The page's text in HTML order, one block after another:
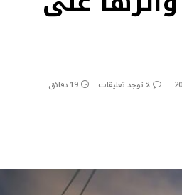
لا توجد تعليقات 19 دقائق